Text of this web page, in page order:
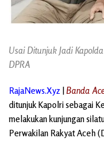
Usai Ditunjuk Jadi
DPRA
RajaNews.Xyz Banda
ditunjuk Kapolri sebagai
melakukan kunjungan
Perwakilan Rakyat Aceh